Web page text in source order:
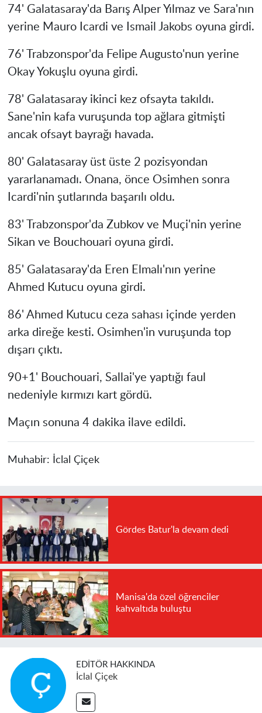
74' Galatasaray'da Barış Alper Yılmaz ve Sara'nın
yerine Mauro Icardi ve Ismail Jakobs oyuna girdi.
76' Trabzonspor'da Felipe Augusto'nun yerine
Okay Yokuşlu oyuna girdi.
78' Galatasaray ikinci kez ofsayta takıldı.
Sane'nin kafa vuruşunda top ağlara gitmişti
ancak ofsayt bayrağı havada.
80' Galatasaray üst üste 2 pozisyondan
yararlanamadı. Onana, önce Osimhen sonra
Icardi'nin şutlarında başarılı oldu.
83' Trabzonspor'da Zubkov ve Muçi'nin yerine
Sikan ve Bouchouari oyuna girdi.
85' Galatasaray'da Eren Elmalı'nın yerine
Ahmed Kutucu oyuna girdi.
86' Ahmed Kutucu ceza sahası içinde yerden
arka direğe kesti. Osimhen'in vuruşunda top
dışarı çıktı.
90+1' Bouchouari, Sallai'ye yaptığı faul
nedeniyle kırmızı kart gördü.
Maçın sonuna 4 dakika ilave edildi.
Muhabir: İclal Çiçek
Gördes Batur'la devam dedi
Manisa'da özel öğrenciler
kahvaltıda buluştu
EDITÖR HAKKINDA
İclal Çiçek